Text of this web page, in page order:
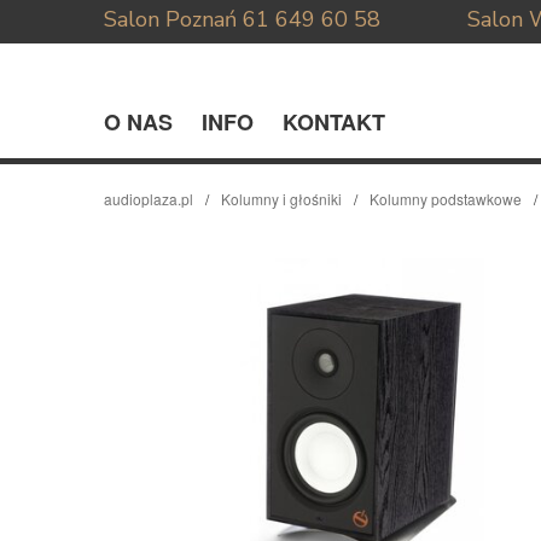
Salon Poznań 61 649 60 58 Salon
O NAS INFO KONTAKT
audioplaza.pl Kolumny i głośniki Kolumny podstawkowe